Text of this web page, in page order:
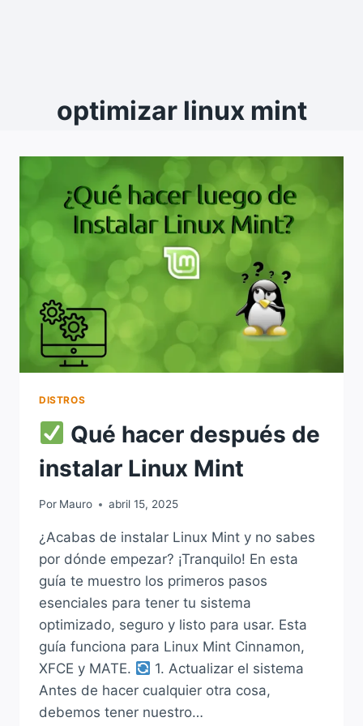
optimizar linux mint
DISTROS
Qué hacer después de
instalar Linux Mint
Por Mauro abril 15, 2025
¿Acabas de instalar Linux Mint y no sabes
por dónde empezar? ¡Tranquilo! En esta
guía te muestro los primeros pasos
esenciales para tener tu sistema
optimizado, seguro y listo para usar. Esta
guía funciona para Linux Mint Cinnamon,
XFCE y MATE.
1. Actualizar el sistema
Antes de hacer cualquier otra cosa,
debemos tener nuestro…